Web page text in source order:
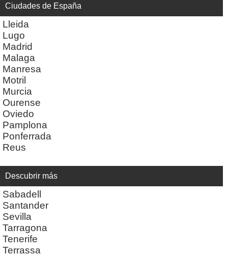
Ciudades de España
Lleida
Lugo
Madrid
Malaga
Manresa
Motril
Murcia
Ourense
Oviedo
Pamplona
Ponferrada
Reus
Descubrir más
Sabadell
Santander
Sevilla
Tarragona
Tenerife
Terrassa